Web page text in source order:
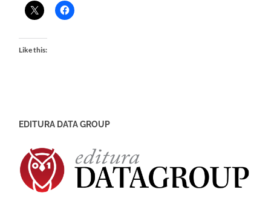
Like this:
EDITURA DATA GROUP